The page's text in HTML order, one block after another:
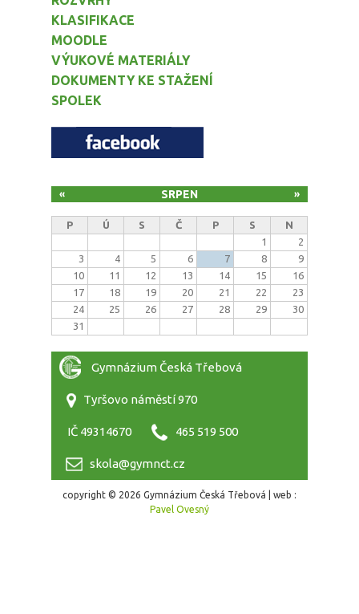
KLASIFIKACE
MOODLE
VÝUKOVÉ MATERIÁLY
DOKUMENTY KE STAŽENÍ
SPOLEK
SRPEN
« »
P Ú S Č P S
N
1
2
3
4 5 6 7 8
9
10
11 12 13 14 15
16
17
18 19 20 21 22
23
24
25 26 27 28 29
30
31
Gymnázium Česká Třebová
Tyršovo náměstí 970
IČ 49314670 465 519 500
skola@gymnct.cz
copyright © 2026 Gymnázium Česká Třebová | web :
Pavel Ovesný